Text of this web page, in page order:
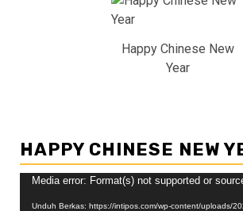
Happy Chinese New
Year
HAPPY CHINESE NEW
Pemutar
Video
Media error: Format(s) not supported or
Unduh Berkas: https://intipos.com/wp-content/uploads/